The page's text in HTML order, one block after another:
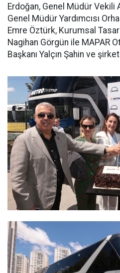
Erdoğan, Genel Müdür Vekili
Genel Müdür Yardımcısı
Emre Öztürk, Kurumsal
Nagihan Görgün ile MAPAR
Başkanı Yalçın Şahin ve